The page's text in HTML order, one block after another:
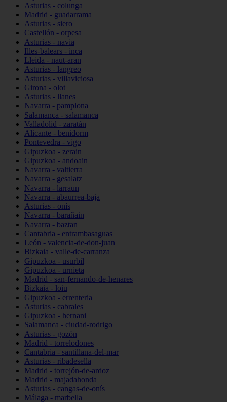
Asturias - colunga
Madrid - guadarrama
Asturias - siero
Castellón - orpesa
Asturias - navia
Illes-balears - inca
Lleida - naut-aran
Asturias - langreo
Asturias - villaviciosa
Girona - olot
Asturias - llanes
Navarra - pamplona
Salamanca - salamanca
Valladolid - zaratán
Alicante - benidorm
Pontevedra - vigo
Gipuzkoa - zerain
Gipuzkoa - andoain
Navarra - valtierra
Navarra - gesalatz
Navarra - larraun
Navarra - abaurrea-baja
Asturias - onís
Navarra - barañain
Navarra - baztan
Cantabria - entrambasaguas
León - valencia-de-don-juan
Bizkaia - valle-de-carranza
Gipuzkoa - usurbil
Gipuzkoa - urnieta
Madrid - san-fernando-de-henares
Bizkaia - loiu
Gipuzkoa - errenteria
Asturias - cabrales
Gipuzkoa - hernani
Salamanca - ciudad-rodrigo
Asturias - gozón
Madrid - torrelodones
Cantabria - santillana-del-mar
Asturias - ribadesella
Madrid - torrejón-de-ardoz
Madrid - majadahonda
Asturias - cangas-de-onís
Málaga - marbella